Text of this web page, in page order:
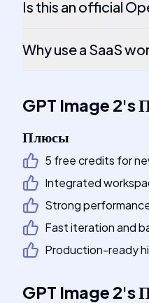
Is this an official
Why use a SaaS
GPT Image 2's
Плюсы
5 free credits for
Integrated
Strong
Fast iteration and
Production-ready
GPT Image 2's